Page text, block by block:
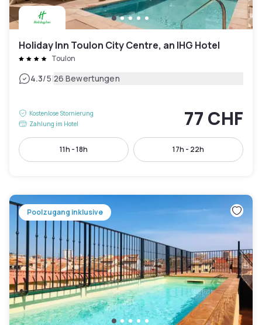
Holiday Inn Toulon City Centre, an IHG Hotel
Toulon
4.3/5|26 Bewertungen
Kostenlose Stornierung
Zahlung im Hotel
77 CHF
11h - 18h 17h - 22h
Poolzugang inklusive